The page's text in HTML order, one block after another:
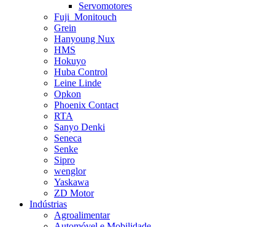
Servomotores
Fuji_Monitouch
Grein
Hanyoung Nux
HMS
Hokuyo
Huba Control
Leine Linde
Opkon
Phoenix Contact
RTA
Sanyo Denki
Seneca
Senke
Sipro
wenglor
Yaskawa
ZD Motor
Indústrias
Agroalimentar